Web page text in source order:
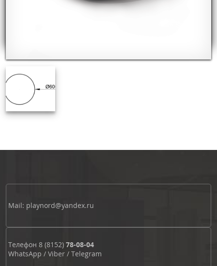
Mail: playnord@yandex.ru
Телефон 8 (8152) 78-08-04
WhatsApp / Viber / Telegram